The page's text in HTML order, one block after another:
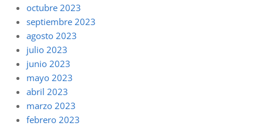
octubre 2023
septiembre 2023
agosto 2023
julio 2023
junio 2023
mayo 2023
abril 2023
marzo 2023
febrero 2023